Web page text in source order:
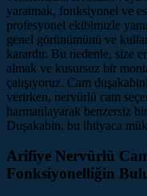
yaratmak, fonksiyonel ve
profesyonel ekibimizle
genel görünümünü ve
karardır. Bu nedenle, size
almak ve kusursuz bir
çalışıyoruz. Cam
verirken, nervürlü cam
harmanlayarak benzersiz
Duşakabin, bu ihtiyaca
Arifiye Nervürlü
Fonksiyonelliğin